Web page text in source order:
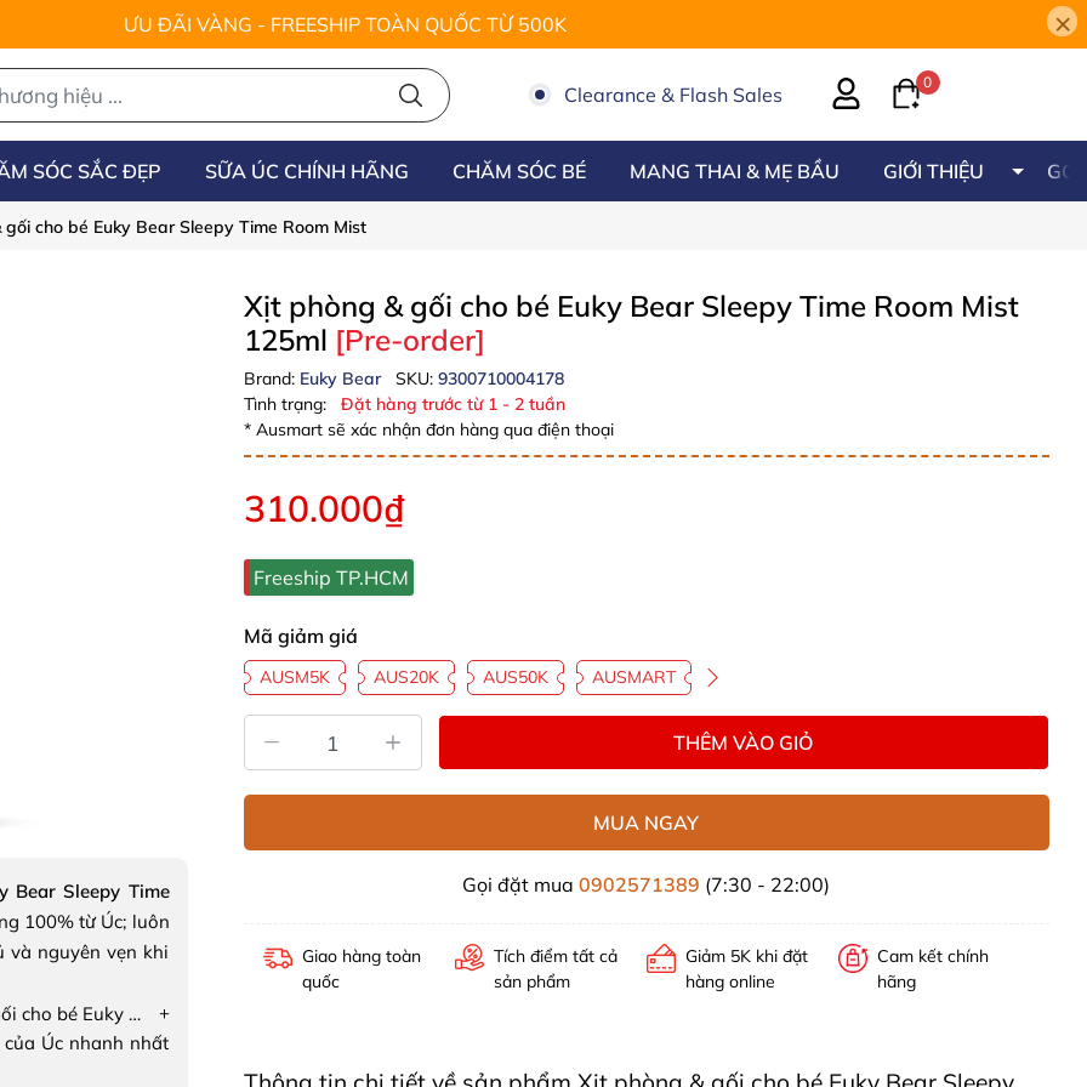
ƯU ĐÃI VÀNG - FREESHIP TOÀN QUỐC TỪ 500K ×
Clearance & Flash Sales
0
SÓC SẮC ĐẸP SỮA ÚC CHÍNH HÃNG CHĂM SÓC BÉ MANG THAI & MẸ BẦU GIỚI THIỆU
cho bé Euky Bear Sleepy Time Room Mist
Bear Sleepy Time
100% từ Úc; luôn
và nguyên vẹn khi
Xịt phòng & gối cho bé Euky Bear Sleepy Time Room Mist +
Úc nhanh nhất
Xịt phòng & gối cho bé Euky Bear Sleepy Time Room Mist
125ml [Pre-order]
Brand: Euky Bear SKU: 9300710004178
Tình trạng:
Đặt hàng trước từ 1 - 2 tuần
* Ausmart sẽ xác nhận đơn hàng qua điện thoại
310.000₫
Freeship TP.HCM
Mã giảm giá
AUSM5K AUS20K AUS50K AUSMART
THÊM VÀO GIỎ
MUA NGAY
Gọi đặt mua0902571389 (7:30 - 22:00)
Giao hàng toàn
quốc
Tích điểm tất cả
sản phẩm
Giảm 5K khi đặt
hàng online
Cam kết chính
hãng